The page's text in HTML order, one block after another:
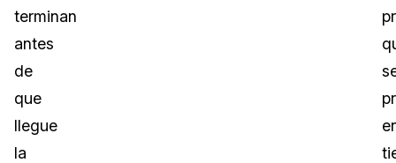
terminan
antes
de
que
llegue
la